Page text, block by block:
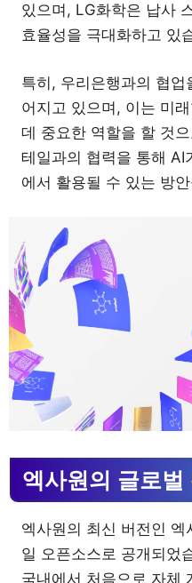
있으며, LG화학은 납사
효율성을 극대화하고 있
특히, 우리은행과의 협
어지고 있으며, 이는 미
데 중요한 역할을 할 것
테일과의 협력을 통해 AI
에서 활용될 수 있는 방
엑사원의 글로
엑사원의 최신 버전인
일 오픈소스로 공개되었
국내에서 처음으로 자체